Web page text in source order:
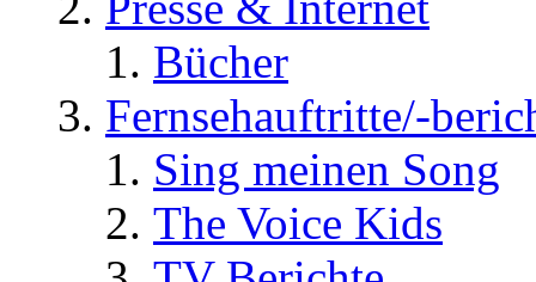
Bücher
Fernsehauftritte/-
Sing meinen Song
The Voice Kids